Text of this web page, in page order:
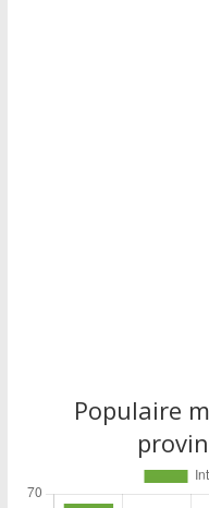
Populaire